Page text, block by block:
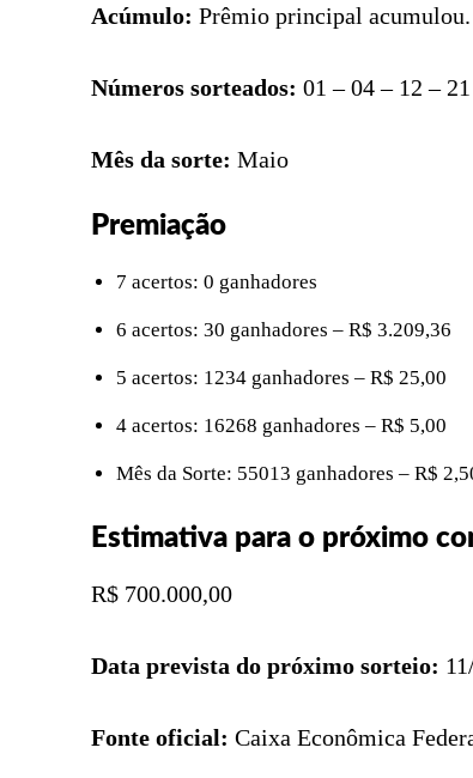
Acúmulo: Prêmio principal
Números sorteados: 01 – 04 – 12 –
Mês da sorte: Maio
Premiação
7 acertos: 0 ganhadores
6 acertos: 30 ganhadores – R$ 3.209,36
5 acertos: 1234 ganhadores – R$ 25,00
4 acertos: 16268 ganhadores – R$ 5,00
Mês da Sorte: 55013 ganhadores – R$
Estimativa para o próximo
R$ 700.000,00
Data prevista do próximo sorteio:
Fonte oficial: Caixa Econômica